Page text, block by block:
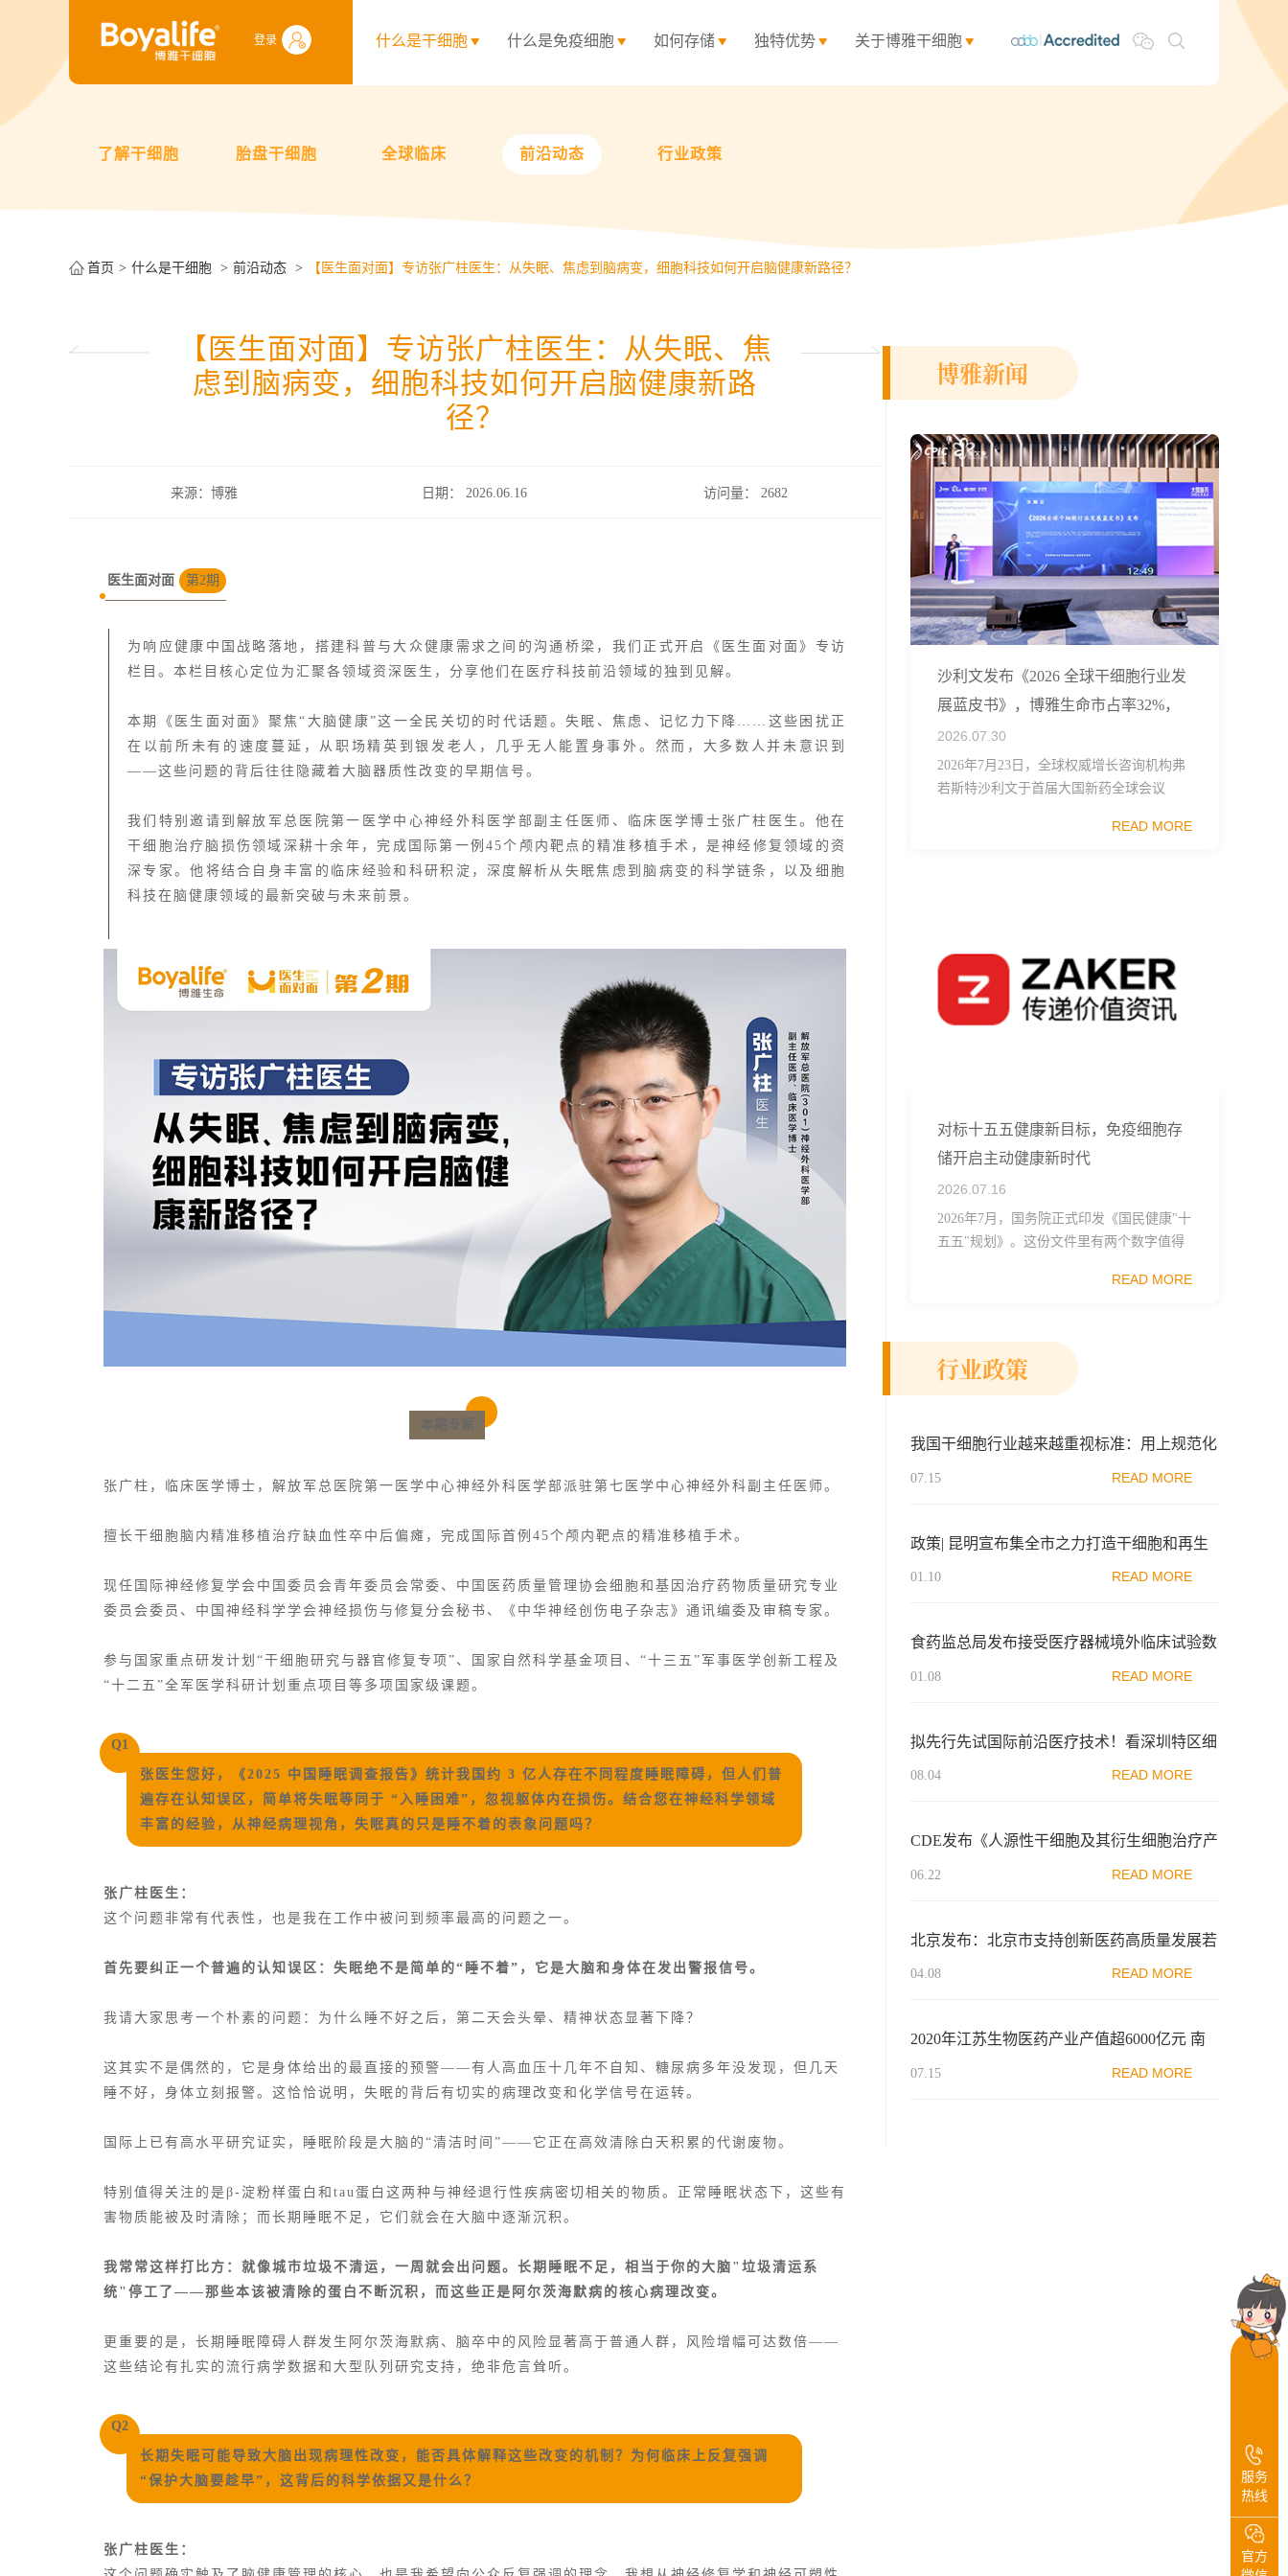
登录 什么是干细胞 什么是免疫细胞 如何存储 独特优势 关于博雅干细胞
了解干细胞 胎盘干细胞 全球临床 前沿动态 行业政策
首页 什么是干细胞 前沿动态 【医生面对面】专访张广柱医生：从失眠、焦虑到脑病变，细胞科技如何开启脑健康新路径？
【医生面对面】专访张广柱医生：从失眠、焦
虑到脑病变，细胞科技如何开启脑健康新路
径？
来源：博雅 日期： 2026.06.16 访问量： 2682
医生面对面 第2期
为响应健康中国战略落地，搭建科普与大众健康需求之间的沟通桥梁，我们正式开启《医生面对面》专访
栏目。本栏目核心定位为汇聚各领域资深医生，分享他们在医疗科技前沿领域的独到见解。
本期《医生面对面》聚焦“大脑健康”这一全民关切的时代话题。失眠、焦虑、记忆力下降……这些困扰正
在以前所未有的速度蔓延，从职场精英到银发老人，几乎无人能置身事外。然而，大多数人并未意识到
——这些问题的背后往往隐藏着大脑器质性改变的早期信号。
我们特别邀请到解放军总医院第一医学中心神经外科医学部副主任医师、临床医学博士张广柱医生。他在
干细胞治疗脑损伤领域深耕十余年，完成国际第一例45个颅内靶点的精准移植手术，是神经修复领域的资
深专家。他将结合自身丰富的临床经验和科研积淀，深度解析从失眠焦虑到脑病变的科学链条，以及细胞
科技在脑健康领域的最新突破与未来前景。
本期专家
张广柱，临床医学博士，解放军总医院第一医学中心神经外科医学部派驻第七医学中心神经外科副主任医师。
擅长干细胞脑内精准移植治疗缺血性卒中后偏瘫，完成国际首例45个颅内靶点的精准移植手术。
现任国际神经修复学会中国委员会青年委员会常委、中国医药质量管理协会细胞和基因治疗药物质量研究专业
委员会委员、中国神经科学学会神经损伤与修复分会秘书、《中华神经创伤电子杂志》通讯编委及审稿专家。
参与国家重点研发计划“干细胞研究与器官修复专项”、国家自然科学基金项目、“十三五”军事医学创新工程及
“十二五”全军医学科研计划重点项目等多项国家级课题。
Q1
张医生您好，《2025 中国睡眠调查报告》统计我国约 3 亿人存在不同程度睡眠障碍，但人们普
遍存在认知误区，简单将失眠等同于 “入睡困难”，忽视躯体内在损伤。结合您在神经科学领域
丰富的经验，从神经病理视角，失眠真的只是睡不着的表象问题吗？
张广柱医生：
这个问题非常有代表性，也是我在工作中被问到频率最高的问题之一。
首先要纠正一个普遍的认知误区：失眠绝不是简单的“睡不着”，它是大脑和身体在发出警报信号。
我请大家思考一个朴素的问题：为什么睡不好之后，第二天会头晕、精神状态显著下降？
这其实不是偶然的，它是身体给出的最直接的预警——有人高血压十几年不自知、糖尿病多年没发现，但几天
睡不好，身体立刻报警。这恰恰说明，失眠的背后有切实的病理改变和化学信号在运转。
国际上已有高水平研究证实，睡眠阶段是大脑的“清洁时间”——它正在高效清除白天积累的代谢废物。
特别值得关注的是β-淀粉样蛋白和tau蛋白这两种与神经退行性疾病密切相关的物质。正常睡眠状态下，这些有
害物质能被及时清除；而长期睡眠不足，它们就会在大脑中逐渐沉积。
我常常这样打比方：就像城市垃圾不清运，一周就会出问题。长期睡眠不足，相当于你的大脑"垃圾清运系
统"停工了——那些本该被清除的蛋白不断沉积，而这些正是阿尔茨海默病的核心病理改变。
更重要的是，长期睡眠障碍人群发生阿尔茨海默病、脑卒中的风险显著高于普通人群，风险增幅可达数倍——
这些结论有扎实的流行病学数据和大型队列研究支持，绝非危言耸听。
Q2
长期失眠可能导致大脑出现病理性改变，能否具体解释这些改变的机制？为何临床上反复强调
“保护大脑要趁早”，这背后的科学依据又是什么？
张广柱医生：
博雅新闻
沙利文发布《2026 全球干细胞行业发
展蓝皮书》，博雅生命市占率32%，
稳居第一梯队
2026.07.30
2026年7月23日，全球权威增长咨询机构弗
若斯特沙利文于首届大国新药全球会议
行业发展蓝皮书》，这份报告梳理了全球干
READ MORE
对标十五五健康新目标，免疫细胞存
储开启主动健康新时代
2026.07.16
2026年7月，国务院正式印发《国民健康"十
五五"规划》。这份文件里有两个数字值得
一句表述直接点名了细胞治疗行业——"加
READ MORE
行业政策
我国干细胞行业越来越重视标准：用上规范化
“细胞药”指日可待
07.15 READ MORE
政策| 昆明宣布集全市之力打造干细胞和再生
医学集群
01.10 READ MORE
食药监总局发布接受医疗器械境外临床试验数
据技术指导原则的通告
01.08 READ MORE
拟先行先试国际前沿医疗技术！看深圳特区细
胞治疗相关政策
08.04 READ MORE
CDE发布《人源性干细胞及其衍生细胞治疗产
品临床试验技术指导原则（试行）》
06.22 READ MORE
北京发布：北京市支持创新医药高质量发展若
干措施（2024）（征求意见稿）
04.08 READ MORE
2020年江苏生物医药产业产值超6000亿元 南
京打造千亿级生物医药集群
07.15 READ MORE
服务
热线
官方